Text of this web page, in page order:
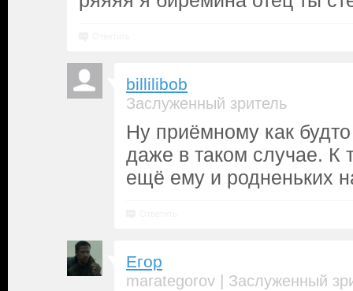
billilibob
Заслуженный зритель
Ну приёмному как
даже в таком случае. К
ещё ему и родненьких
Егор
marategorov | Заслуженный